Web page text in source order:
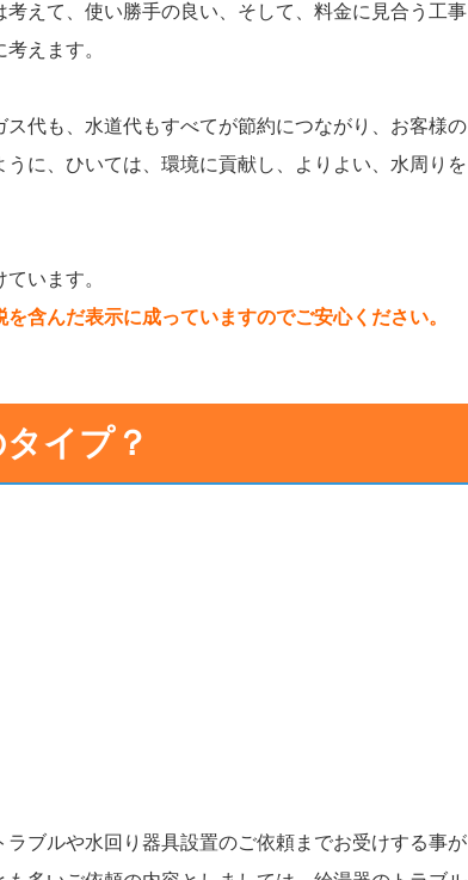
えて、使い勝手の良い、そして、料金に見合う工事
えます。
代も、水道代もすべてが節約につながり、お客様の
に、ひいては、環境に貢献し、よりよい、水周りを
います。
含んだ表示に成っていますのでご安心ください。
イプ？
ブルや水回り器具設置のご依頼までお受けする事が